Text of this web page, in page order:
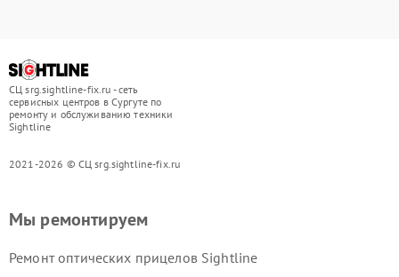
СЦ srg.sightline-fix.ru - сеть
сервисных центров в Сургуте по
ремонту и обслуживанию техники
Sightline
2021-2026 © СЦ srg.sightline-fix.ru
Мы ремонтируем
Ремонт оптических прицелов Sightline